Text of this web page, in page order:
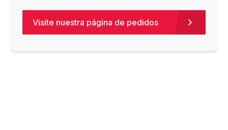
Visite nuestra página de pedidos